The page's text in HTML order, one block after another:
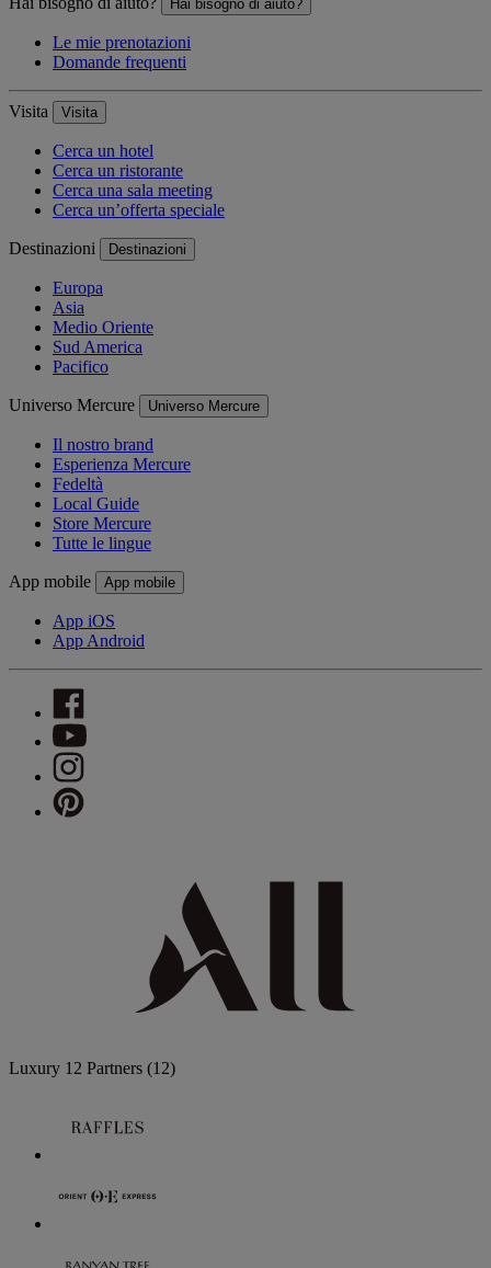
Hai bisogno di aiuto?
Le mie prenotazioni
Domande frequenti
Visita Visita
Cerca un hotel
Cerca un ristorante
Cerca una sala meeting
Cerca un’offerta speciale
Destinazioni Destinazioni
Europa
Asia
Medio Oriente
Sud America
Pacifico
Universo Mercure Universo Mercure
Il nostro brand
Esperienza Mercure
Fedeltà
Local Guide
Store Mercure
Tutte le lingue
App mobile App mobile
App iOS
App Android
Luxury 12 Partners (12)